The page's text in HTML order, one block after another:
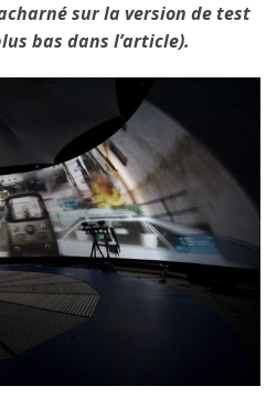
sur la version de test
bas dans l’article).